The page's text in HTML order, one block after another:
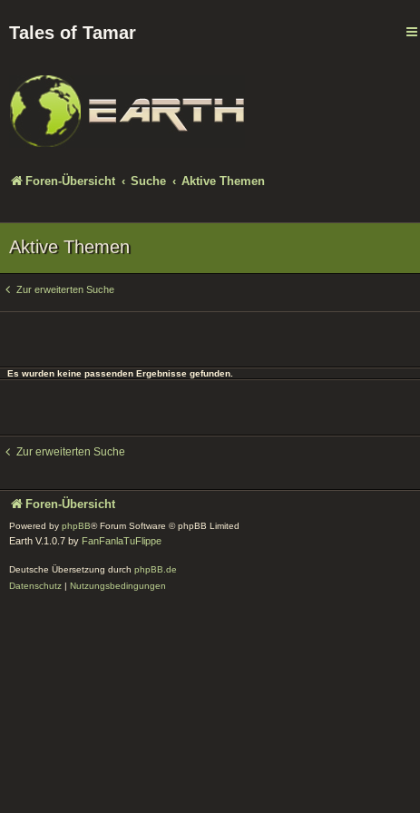
Tales of Tamar
Foren-Übersicht Suche Aktive Themen
Aktive Themen
Zur erweiterten Suche
Es wurden keine passenden Ergebnisse gefunden.
Zur erweiterten Suche
Foren-Übersicht
Powered by phpBB® Forum Software © phpBB Limited
Earth V.1.0.7 by FanFanlaTuFlippe
Deutsche Übersetzung durch phpBB.de
Datenschutz | Nutzungsbedingungen